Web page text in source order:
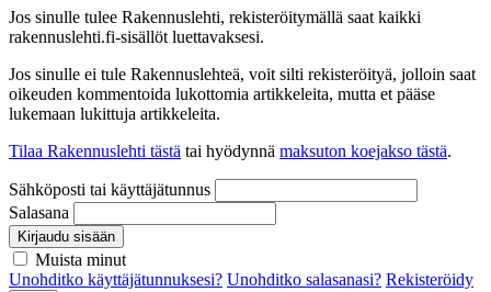
Jos sinulle tulee Rakennuslehti, rekisteröitymällä saat kaikki
rakennuslehti.fi-sisällöt luettavaksesi.
Jos sinulle ei tule Rakennuslehteä, voit silti rekisteröityä, jolloin saat
oikeuden kommentoida lukottomia artikkeleita, mutta et pääse
lukemaan lukittuja artikkeleita.
Tilaa Rakennuslehti tästä tai hyödynnä maksuton koejakso tästä.
Sähköposti tai käyttäjätunnus
Salasana
Kirjaudu sisään
Muista minut
Unohditko käyttäjätunnuksesi? Unohditko salasanasi? Rekisteröidy